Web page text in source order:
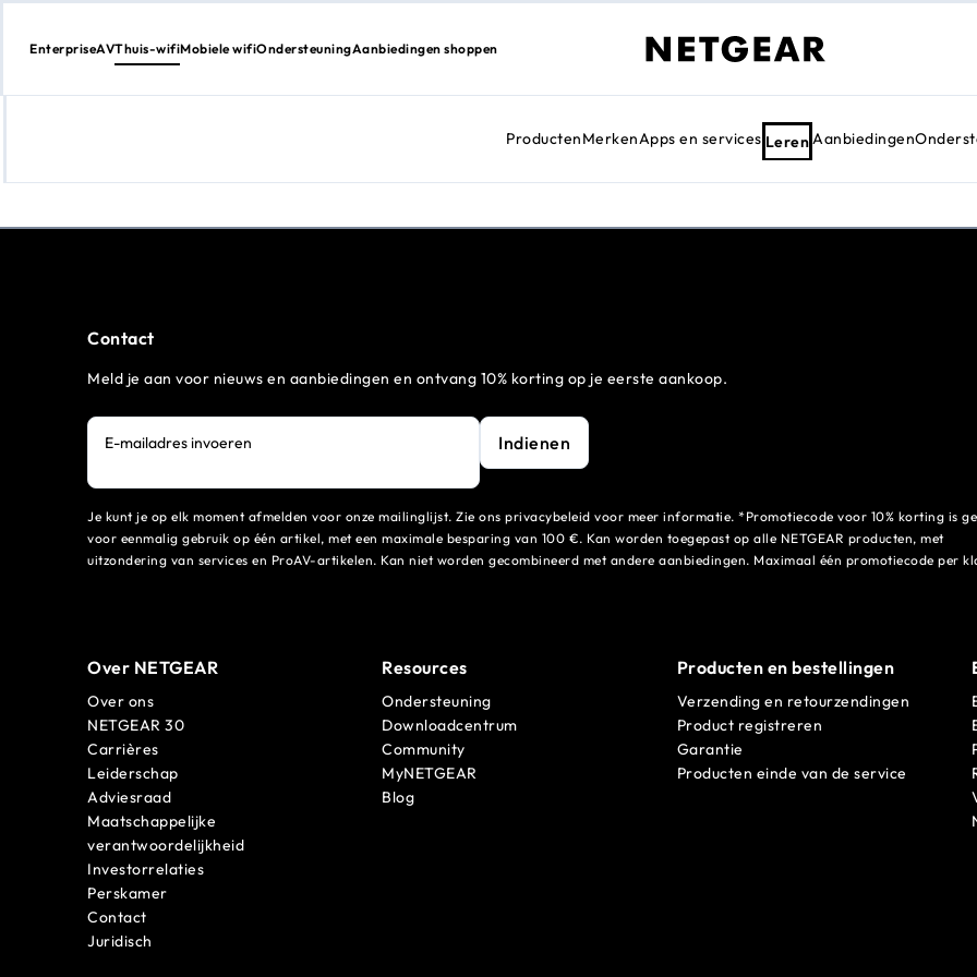
Direct
EnterpriseAVThuis-wifi
ProductenMerkenApps en services LerenAanbiedingen
Mobiele wifiOndersteuningAanbiedingen shoppen
Contact
Meld je aan voor nieuws en aanbiedingen en ontvang 10% korting op je eerste aankoop.
E-mailadres invoeren Indienen
Je kunt je op elk moment afmelden voor onze mailinglijst. Zie ons privacybeleid voor meer informatie. *Promotiecode voor 10% korting is
voor eenmalig gebruik op één artikel, met een maximale besparing van 100 €. Kan worden toegepast op alle NETGEAR producten, met
uitzondering van services en ProAV-artikelen. Kan niet worden gecombineerd met andere aanbiedingen. Maximaal één promotiecode per
Over NETGEAR
Over ons
NETGEAR 30
Carrières
Leiderschap
Adviesraad
Maatschappelijke
verantwoordelijkheid
Investorrelaties
Perskamer
Contact
Juridisch
Resources
Ondersteuning
Downloadcentrum
Community
MyNETGEAR
Blog
Producten en bestellingen
Verzending en retourzendingen
Product registreren
Garantie
Producten einde van de service